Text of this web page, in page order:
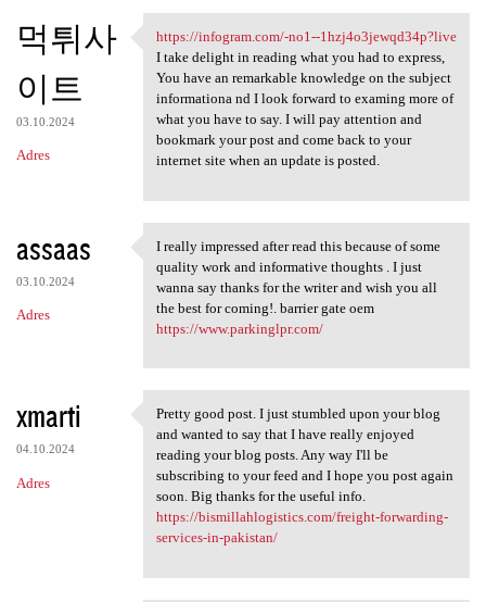
먹튀사
이트
03.10.2024
Adres
https://infogram.com/-no1-
https://infogram.com/-no1--1hzj4o3jewqd34p?live
I take delight in reading what you had to express,
You have an remarkable knowledge on the subject
informationa nd I look forward to examing more of
what you have to say. I will pay attention and
bookmark your post and come back to your
internet site when an update is posted.
assaas
03.10.2024
Adres
I really impressed after read
I really impressed after read this because of some
quality work and informative thoughts . I just
wanna say thanks for the writer and wish you all
the best for coming!. barrier gate oem
https://www.parkinglpr.com/
xmarti
04.10.2024
Adres
Pretty good post. I just
Pretty good post. I just stumbled upon your blog
and wanted to say that I have really enjoyed
reading your blog posts. Any way I'll be
subscribing to your feed and I hope you post again
soon. Big thanks for the useful info.
https://bismillahlogistics.com/freight-forwarding-
services-in-pakistan/